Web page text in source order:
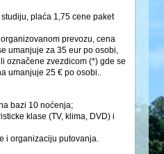
plaća 1,75 cene paket
prevozu, cena
umanjuje za 35 eur po osobi,
označene zvezdicom (*) gde se
umanjuje 25 € po osobi..
bazi 10 noćenja;
klase (TV, klima, DVD) i
i organizaciju putovanja.